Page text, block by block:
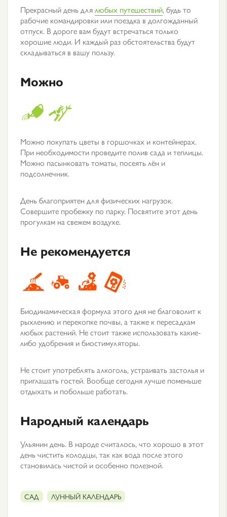
Прекрасный день длялюбых путешествий, будь то
рабочие командировки или поездка в долгожданный
отпуск. В дороге вам будут встречаться только
хорошие люди. И каждый раз обстоятельства будут
складываться в вашу пользу.
Можно
Можно покупать цветы в горшочках и контейнерах.
При необходимости проведите полив сада и теплицы.
Можно пасынковать томаты, посеять лён и
подсолнечник.
День благоприятен для физических нагрузок.
Совершите пробежку по парку. Посвятите этот день
прогулкам на свежем воздухе.
Не рекомендуется
Биодинамическая формула этого дня не благоволит к
рыхлению и перекопке почвы, а также к пересадкам
любых растений. Не стоит также использовать какие-
либо удобрения и биостимуляторы.
Не стоит употреблять алкоголь, устраивать застолья и
приглашать гостей. Вообще сегодня лучше поменьше
отдыхать и побольше работать.
Народный календарь
Ульянин день. В народе считалось, что хорошо в этот
день чистить колодцы, так как вода после этого
становилась чистой и особенно полезной.
САД ЛУННЫЙ КАЛЕНДАРЬ